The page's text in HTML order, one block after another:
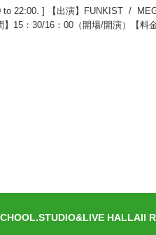
to 22:00. ] 【出演】FUNKIST /
15：30/16：00（開場/開演）【料金
HALLAll